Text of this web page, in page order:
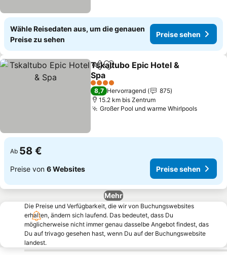
Wähle Reisedaten aus, um die genauen
Preise zu sehen
Preise sehen
TeilenZu Favoriten hinzufügen
Tskaltubo Epic Hotel &
Spa
4 Sterne
8,7 Hervorragend
875
15.2 km bis Zentrum
Großer Pool und warme Whirlpools
Ab 58 €
Preise von 6 Websites Preise sehen
Mehr
Die Preise und Verfügbarkeit, die wir von Buchungswebsites
erhalten, ändern sich laufend. Das bedeutet, dass Du
möglicherweise nicht immer genau dasselbe Angebot findest, das
Du auf trivago gesehen hast, wenn Du auf der Buchungswebsite
landest.